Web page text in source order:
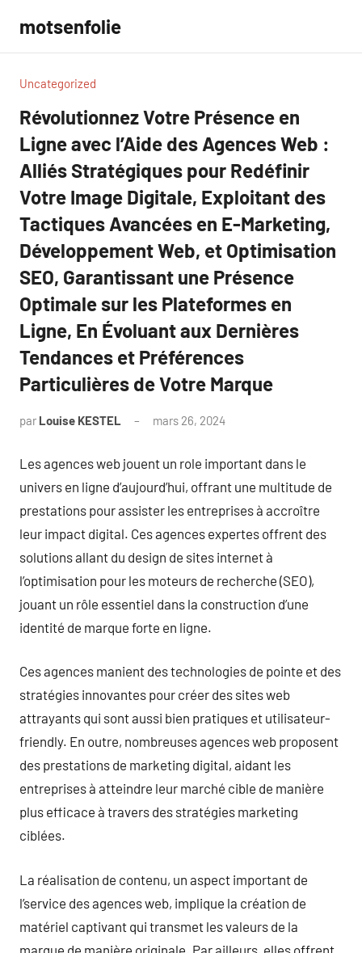
contenu
motsenfolie
Uncategorized
Révolutionnez Votre Présence en
Ligne avec l’Aide des Agences Web :
Alliés Stratégiques pour Redéfinir
Votre Image Digitale, Exploitant des
Tactiques Avancées en E-Marketing,
Développement Web, et Optimisation
SEO, Garantissant une Présence
Optimale sur les Plateformes en
Ligne, En Évoluant aux Dernières
Tendances et Préférences
Particulières de Votre Marque
par Louise KESTEL mars 26, 2024
Les agences web jouent un role important dans le
univers en ligne d’aujourd’hui, offrant une multitude de
prestations pour assister les entreprises à accroître
leur impact digital. Ces agences expertes offrent des
solutions allant du design de sites internet à
l’optimisation pour les moteurs de recherche (SEO),
jouant un rôle essentiel dans la construction d’une
identité de marque forte en ligne.
Ces agences manient des technologies de pointe et des
stratégies innovantes pour créer des sites web
attrayants qui sont aussi bien pratiques et utilisateur-
friendly. En outre, nombreuses agences web proposent
des prestations de marketing digital, aidant les
entreprises à atteindre leur marché cible de manière
plus efficace à travers des stratégies marketing
ciblées.
La réalisation de contenu, un aspect important de
l’service des agences web, implique la création de
matériel captivant qui transmet les valeurs de la
marque de manière originale. Par ailleurs, elles offrent